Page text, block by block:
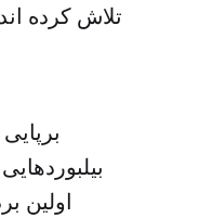
تلاش کرده
اولین